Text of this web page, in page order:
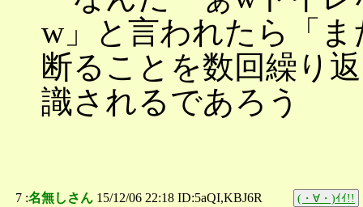
w」と言われたら「
断ることを数回繰り
識されるであろう
7 :名無しさん 15/12/06 22:18 ID:5aQI,KBJ6R (・∀・)ｲｲ!!